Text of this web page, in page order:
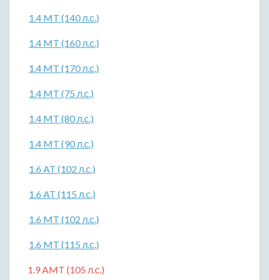
1.4 MT (140 л.с.)
1.4 MT (160 л.с.)
1.4 MT (170 л.с.)
1.4 MT (75 л.с.)
1.4 MT (80 л.с.)
1.4 MT (90 л.с.)
1.6 AT (102 л.с.)
1.6 AT (115 л.с.)
1.6 MT (102 л.с.)
1.6 MT (115 л.с.)
1.9 AMT (105 л.с.)